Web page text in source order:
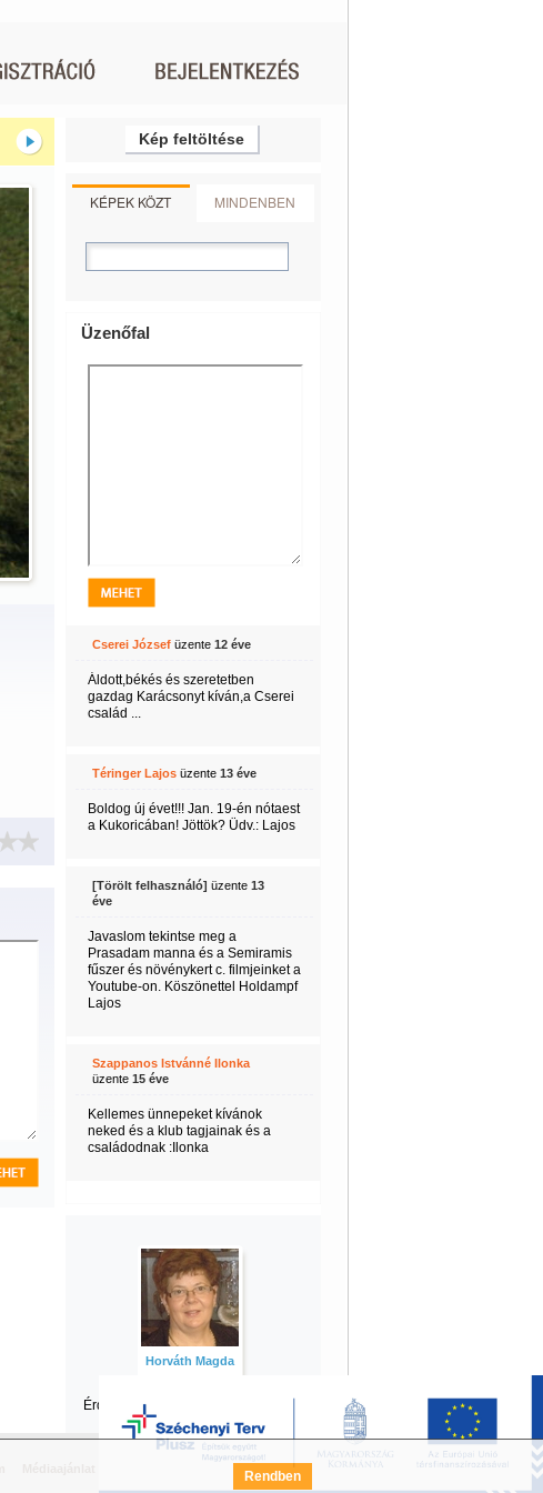
Kép feltöltése
KÉPEK KÖZT MINDENBEN
Üzenőfal
Cserei Józsefüzente 12 éve
Áldott,békés és szeretetben
gazdag Karácsonyt kíván,a Cserei
család ...
Téringer Lajosüzente 13 éve
Boldog új évet!!! Jan. 19-én nótaest
a Kukoricában! Jöttök? Üdv.: Lajos
[Törölt felhasználó] üzente 13
éve
Javaslom tekintse meg a
Prasadam manna és a Semiramis
fűszer és növénykert c. filmjeinket a
Youtube-on. Köszönettel Holdampf
Lajos
Szappanos Istvánné Ilonka
üzente 15 éve
Kellemes ünnepeket kívánok
neked és a klub tagjainak és a
családodnak :Ilonka
Horváth Magda
Érdekel Magda
Széchenyi Terv Pályázat FAQ
Rendben